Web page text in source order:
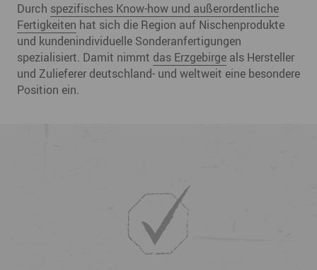
Durch spezifisches Know-how und außerordentliche
Fertigkeiten hat sich die Region auf Nischenprodukte
und kundenindividuelle Sonderanfertigungen
spezialisiert. Damit nimmt das Erzgebirge als Hersteller
und Zulieferer deutschland- und weltweit eine besondere
Position ein.